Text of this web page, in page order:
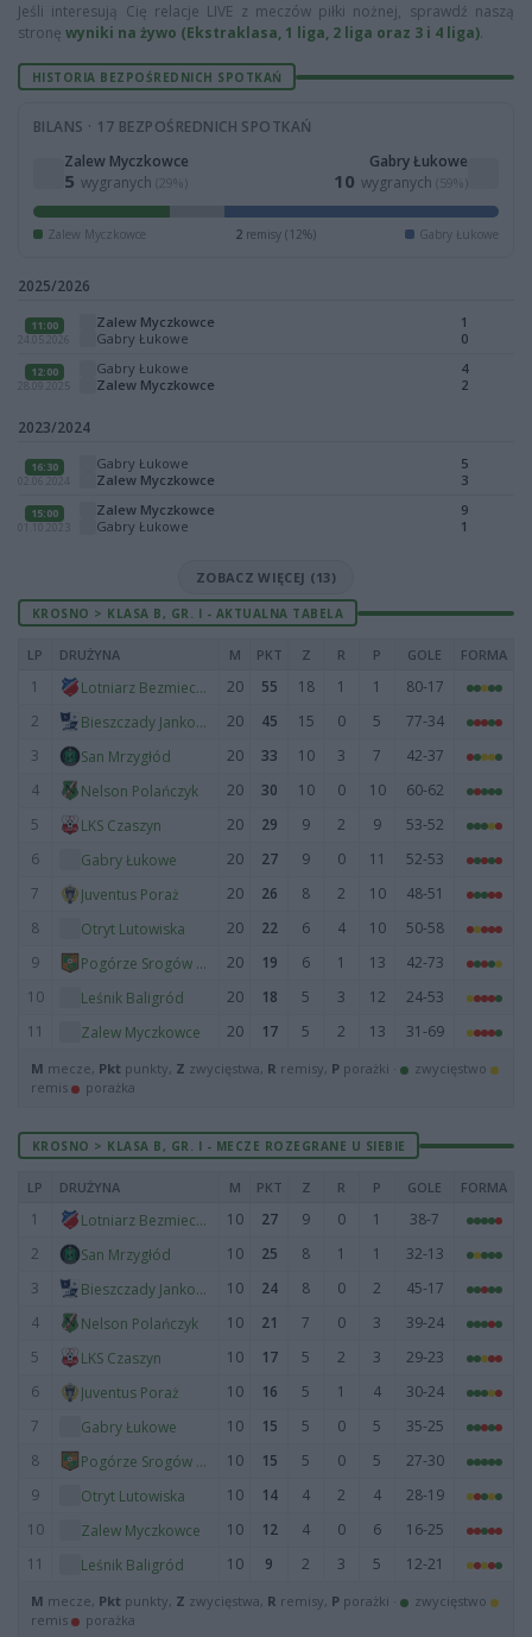
Jeśli interesują Cię relacje LIVE z meczów piłki nożnej, sprawdź naszą
stronę wyniki na żywo (Ekstraklasa, 1 liga, 2 liga oraz 3 i 4 liga).
HISTORIA BEZPOŚREDNICH SPOTKAŃ
BILANS · 17 BEZPOŚREDNICH SPOTKAŃ
Zalew Myczkowce
5 wygranych (29%)
Gabry Łukowe
10 wygranych (59%)
Zalew Myczkowce 2 remisy (12%) Gabry Łukowe
2025/2026
11:00
24.05.2026
Zalew Myczkowce
Gabry Łukowe
1
0
12:00
28.09.2025
Gabry Łukowe
Zalew Myczkowce
4
2
2023/2024
16:30
02.06.2024
Gabry Łukowe
Zalew Myczkowce
5
3
15:00
01.10.2023
Zalew Myczkowce
Gabry Łukowe
9
1
ZOBACZ WIĘCEJ (13)
KROSNO > KLASA B, GR. I - AKTUALNA TABELA
LP DRUŻYNA M PKT Z R P GOLE FORMA
1 Lotniarz Bezmiechowa 20 55 18 1 1
80-17
2
Bieszczady Jankowce 20 45 15 0 5
77-34
3
San Mrzygłód 20 33 10 3 7
42-37
4
Nelson Polańczyk 20 30 10 0 10
60-62
5
LKS Czaszyn 20 29 9 2 9
53-52
6
Gabry Łukowe 20 27 9 0 11
52-53
7
Juventus Poraż 20 26 8 2 10
48-51
8
Otryt Lutowiska 20 22 6 4 10
50-58
9
Pogórze Srogów Górny 20 19 6 1 13
42-73
10
Leśnik Baligród 20 18 5 3 12
24-53
11
Zalew Myczkowce 20 17 5 2 13 31-69
M mecze, Pkt punkty, Z zwycięstwa, R remisy, P porażki ·
zwycięstwo
remis
porażka
KROSNO > KLASA B, GR. I - MECZE ROZEGRANE U SIEBIE
LP DRUŻYNA M PKT Z R P GOLE FORMA
1 Lotniarz Bezmiechowa 10 27 9 0 1
38-7
2
San Mrzygłód 10 25 8 1 1
32-13
3
Bieszczady Jankowce 10 24 8 0 2
45-17
4
Nelson Polańczyk 10 21 7 0 3
39-24
5
LKS Czaszyn 10 17 5 2 3
29-23
6
Juventus Poraż 10 16 5 1 4
30-24
7
Gabry Łukowe 10 15 5 0 5
35-25
8
Pogórze Srogów Górny 10 15 5 0 5
27-30
9
Otryt Lutowiska 10 14 4 2 4
28-19
10
Zalew Myczkowce 10 12 4 0 6
16-25
11
Leśnik Baligród 10 9 2 3 5 12-21
M mecze, Pkt punkty, Z zwycięstwa, R remisy, P porażki ·
zwycięstwo
remis
porażka